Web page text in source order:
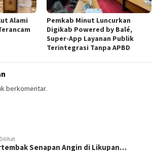
Alami
Pemkab Minut Luncurkan
Digikab Powered by Balé,
Super-App Layanan Publik
Terintegrasi Tanpa APBD
berkomentar.
Senapan Angin di Likupan…